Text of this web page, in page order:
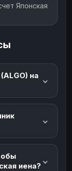
Японская
на
иена?